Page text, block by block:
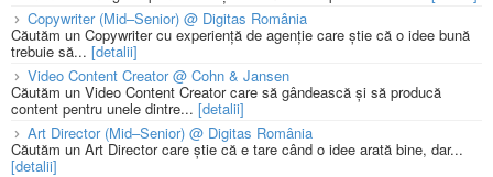
Copywriter (Mid–Senior) @ Digitas România
Căutăm un Copywriter cu experiență de agenție care știe că o idee bună
trebuie să... [detalii]
Video Content Creator @ Cohn & Jansen
Căutăm un Video Content Creator care să gândească și să producă
content pentru unele dintre... [detalii]
Art Director (Mid–Senior) @ Digitas România
Căutăm un Art Director care știe că e tare când o idee arată bine, dar...
[detalii]